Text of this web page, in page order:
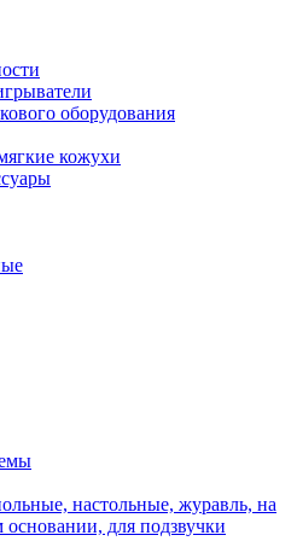
оборудования
кожухи
настольные, журавль, на
основании, для подзвучки